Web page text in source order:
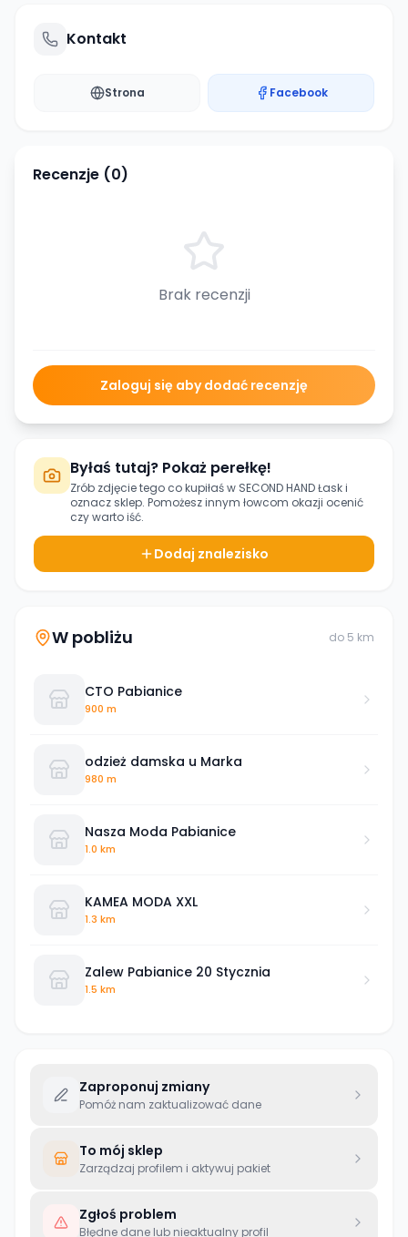
Kontakt
Strona Facebook
Recenzje (0)
Brak recenzji
Zaloguj się aby dodać recenzję
Byłaś tutaj? Pokaż perełkę!
Zrób zdjęcie tego co kupiłaś w SECOND HAND Łaski
oznacz sklep. Pomożesz innym łowcom okazji ocenić
czy warto iść.
Dodaj znalezisko
W pobliżu do 5 km
CTO Pabianice
900 m
odzież damska u Marka
980 m
Nasza Moda Pabianice
1.0 km
KAMEA MODA XXL
1.3 km
Zalew Pabianice 20 Stycznia
1.5 km
Zaproponuj zmiany
Pomóż nam zaktualizować dane
To mój sklep
Zarządzaj profilem i aktywuj pakiet
Zgłoś problem
Błędne dane lub nieaktualny profil